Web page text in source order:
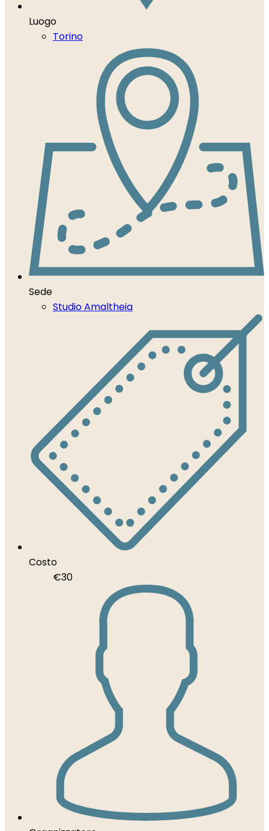
Luogo
Torino
Sede
Studio Amaltheia
Costo
€30